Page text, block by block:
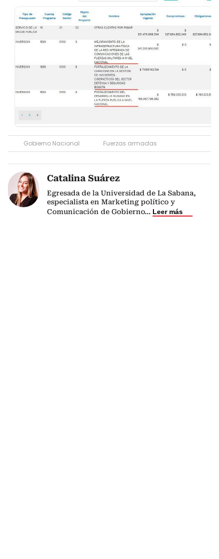
Gobierno Nacional Fuerzas armadas
Catalina Suárez
Egresada de la Universidad de La Sabana,
especialista en Marketing político y
Comunicación de Gobierno... Leer más